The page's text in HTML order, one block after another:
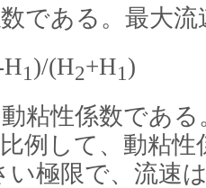
である。最大流
H1)/(H2+H1)
粘性係数であ
例して、動粘
い極限で、流速